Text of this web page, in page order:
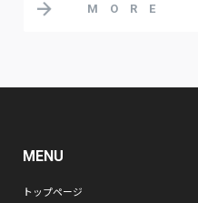
MORE
MENU
トップページ